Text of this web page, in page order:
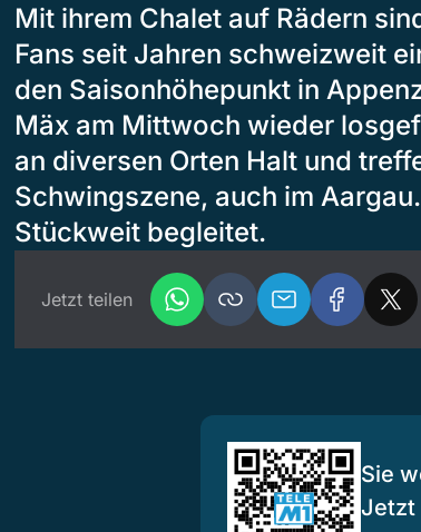
Mit ihrem Chalet auf Rädern
Fans seit Jahren schweizweit
den Saisonhöhepunkt in
Mäx am Mittwoch wieder
an diversen Orten Halt und
Schwingszene, auch im
Stückweit begleitet.
Jetzt teilen
Sie
Jetzt